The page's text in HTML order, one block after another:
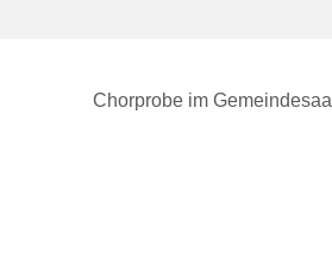
Chorprobe im Gemeindesaal